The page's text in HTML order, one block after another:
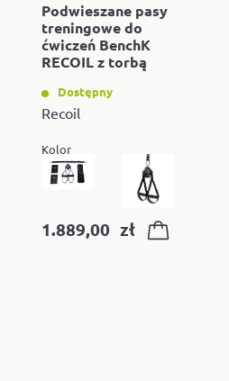
Podwieszane pasy
treningowe do
ćwiczeń BenchK
RECOIL z torbą
Dostępny
Recoil
Kolor
1.889,00 zł